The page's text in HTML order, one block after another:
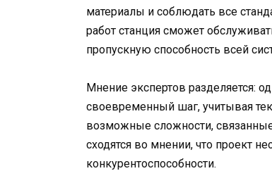
материалы и соблюдать все
работ станция сможет
пропускную способность всей
Мнение экспертов разделяется:
своевременный шаг, учитывая
возможные сложности,
сходятся во мнении, что проект
конкурентоспособности.